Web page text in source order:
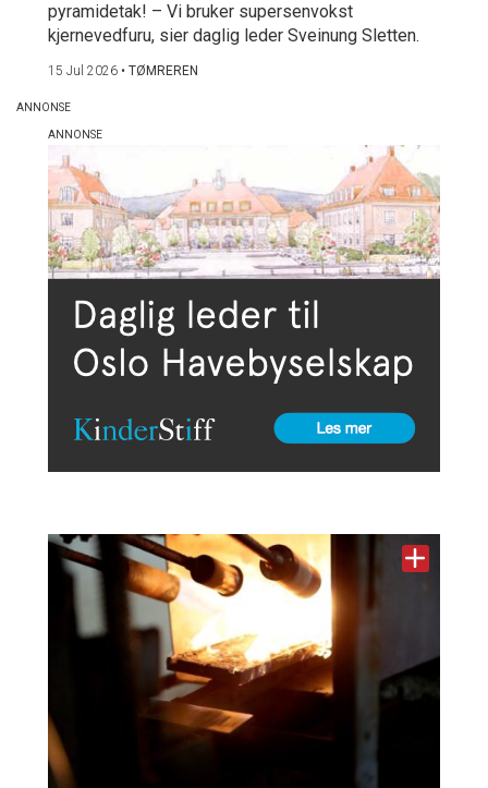
pyramidetak! – Vi bruker supersenvokst
kjernevedfuru, sier daglig leder Sveinung Sletten.
15 Jul 2026 • TØMREREN